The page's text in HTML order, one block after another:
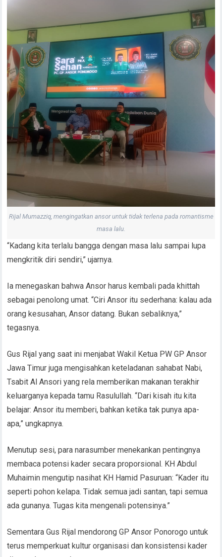
Rijal Mumazziq, mengingatkan ansor untuk tidak terlena pada romantisme
masa lalu.
“Kadang kita terlalu bangga dengan masa lalu sampai lupa
mengkritik diri sendiri,” ujarnya.
Ia menegaskan bahwa Ansor harus kembali pada khittah
sebagai penolong umat. “Ciri Ansor itu sederhana: kalau ada
orang kesusahan, Ansor datang. Bukan sebaliknya,”
tegasnya.
Gus Rijal yang saat ini menjabat Wakil Ketua PW GP Ansor
Jawa Timur juga mengisahkan keteladanan sahabat Nabi,
Tsabit Al Ansori yang rela memberikan makanan terakhir
keluarganya kepada tamu Rasulullah. “Dari kisah itu kita
belajar: Ansor itu memberi, bahkan ketika tak punya apa-
apa,” ungkapnya.
Menutup sesi, para narasumber menekankan pentingnya
membaca potensi kader secara proporsional. KH Abdul
Muhaimin mengutip nasihat KH Hamid Pasuruan: “Kader itu
seperti pohon kelapa. Tidak semua jadi santan, tapi semua
ada gunanya. Tugas kita mengenali potensinya.”
Sementara Gus Rijal mendorong GP Ansor Ponorogo untuk
terus memperkuat kultur organisasi dan konsistensi kader